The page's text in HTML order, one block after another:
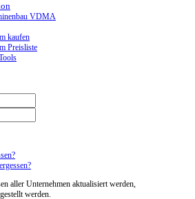
VDMA
kaufen
Preisliste
aller Unternehmen aktualisiert werden,
werden.